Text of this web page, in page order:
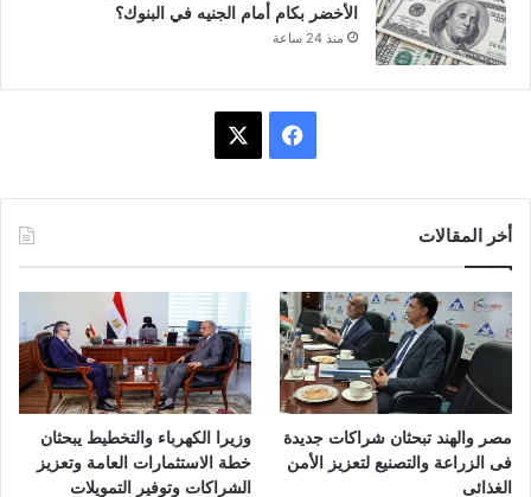
الأخضر بكام أمام الجنيه في البنوك؟
منذ 24 ساعة
و
ك
أخر المقالات
مصر والهند تبحثان شراكات جديدة
فى الزراعة والتصنيع لتعزيز الأمن
الغذائى
وزيرا الكهرباء والتخطيط يبحثان
خطة الاستثمارات العامة وتعزيز
الشراكات وتوفير التمويلات